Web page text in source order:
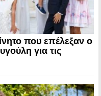
που επέλεξαν ο
για τις